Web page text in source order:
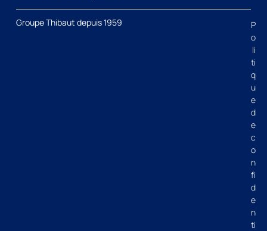
Groupe Thibaut depuis 1959
P
o
li
ti
q
u
e
d
e
c
o
n
fi
d
e
n
ti